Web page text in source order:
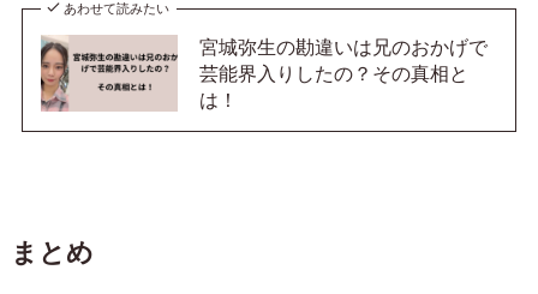
あわせて読みたい
宮城弥生の勘違いは兄のおかげで
芸能界入りしたの？その真相と
は！
まとめ